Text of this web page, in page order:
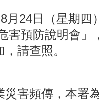
月24日（星期四
害預防說明會」
請查照。
災害頻傳，本署